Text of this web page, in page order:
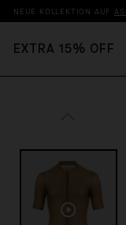
NEUE KOLLEKTION AUF
EXTRA 15% OFF